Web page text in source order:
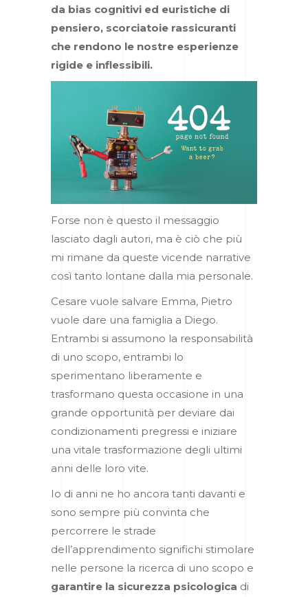
da bias cognitivi ed euristiche di
pensiero, scorciatoie rassicuranti
che rendono le nostre esperienze
rigide e inflessibili.
Forse non è questo il messaggio
lasciato dagli autori, ma è ciò che più
mi rimane da queste vicende narrative
così tanto lontane dalla mia personale.
Cesare vuole salvare Emma, Pietro
vuole dare una famiglia a Diego.
Entrambi si assumono la responsabilità
di uno scopo, entrambi lo
sperimentano liberamente e
trasformano questa occasione in una
grande opportunità per deviare dai
condizionamenti pregressi e iniziare
una vitale trasformazione degli ultimi
anni delle loro vite.
Io di anni ne ho ancora tanti davanti e
sono sempre più convinta che
percorrere le strade
dell’apprendimento significhi stimolare
nelle persone la ricerca di uno scopo e
garantire la sicurezza psicologica di